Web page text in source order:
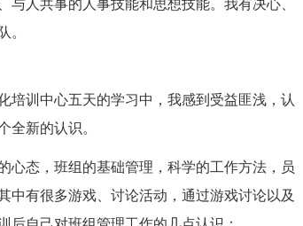
人共事的人事技能和思想技能。我有决心、
。
培训中心五天的学习中，我感到受益匪浅，认
全新的认识。
心态，班组的基础管理，科学的工作方法，员
中有很多游戏、讨论活动，通过游戏讨论以及